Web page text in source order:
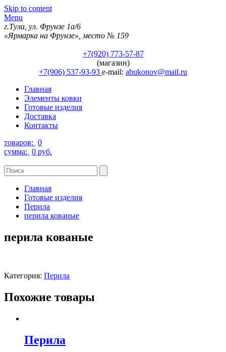
Skip to content
Menu
г.Тула, ул. Фрунзе 1а/6
«Ярмарка на Фрунзе», место № 159
+7(920) 773-57-87
(магазин)
+7(906) 537-93-93 e-mail: abukonov@mail.ru
Главная
Элементы ковки
Готовые изделия
Доставка
Контакты
товаров: 0
сумма: 0 руб.
Главная
Готовые изделия
Перила
перила кованые
перила кованые
Категория: Перила
Похожие товары
Перила